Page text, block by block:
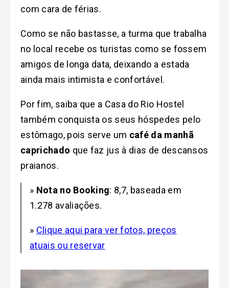
com cara de férias.
Como se não bastasse, a turma que trabalha
no local recebe os turistas como se fossem
amigos de longa data, deixando a estada
ainda mais intimista e confortável.
Por fim, saiba que a Casa do Rio Hostel
também conquista os seus hóspedes pelo
estômago, pois serve um café da manhã
caprichado que faz jus à dias de descansos
praianos.
» Nota no Booking: 8,7, baseada em
1.278 avaliações.
» Clique aqui para ver fotos, preços
atuais ou reservar